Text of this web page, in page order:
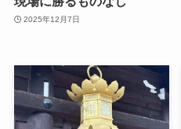
2025年12月7日